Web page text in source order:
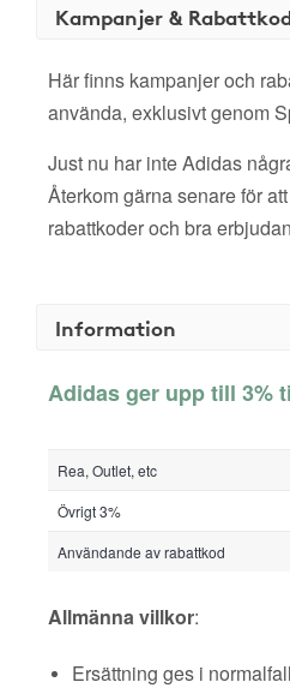
Kampanjer &
Här finns kampanjer och
använda, exklusivt genom
Just nu har inte Adidas
Återkom gärna senare för
rabattkoder och bra
Information
Adidas ger upp till 3%
Rea, Outlet, etc
Övrigt 3%
Användande av rabattkod
Allmänna villkor:
Ersättning ges i